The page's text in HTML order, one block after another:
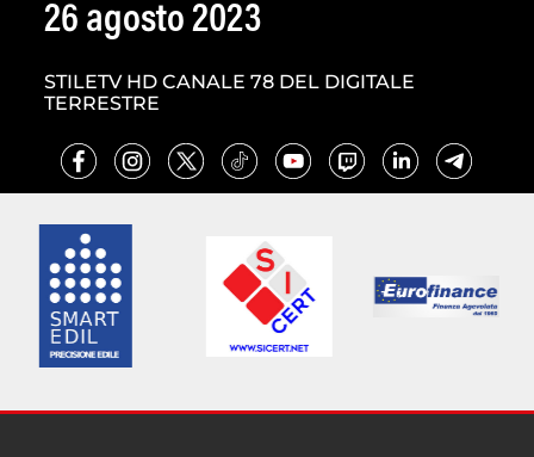
26 agosto 2023
STILETV HD CANALE 78 DEL DIGITALE
TERRESTRE